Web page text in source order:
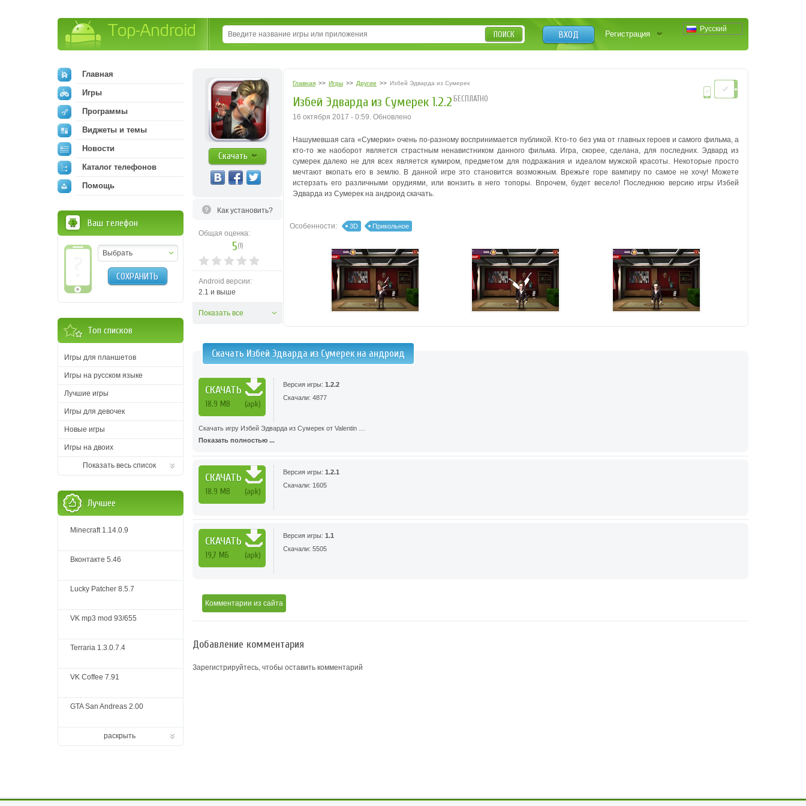
Русский
ВХОД Регистрация
ПОИСК
Скачать
Как установить?
Общая оценка:
5(1)
Android версии:
2.1 и выше
Показать все
Главная >> Игры >> Другие >> Избей Эдварда из Сумерек
Избей Эдварда из Сумерек 1.2.2 БЕСПЛАТНО
16 октября 2017 - 0:59. Обновлено
Нашумевшая сага «Сумерки» очень по-разному воспринимается публикой. Кто-то без ума от главных героев и самого фильма, а
кто-то же наоборот является страстным ненавистником данного фильма. Игра, скорее, сделана, для последних. Эдвард из
сумерек далеко не для всех является кумиром, предметом для подражания и идеалом мужской красоты. Некоторые просто
мечтают вкопать его в землю. В данной игре это становится возможным. Врежьте горе вампиру по самое не хочу! Можете
истерзать его различными орудиями, или вонзить в него топоры. Впрочем, будет весело! Последнюю версию игры Избей
Эдварда из Сумерек на андроид скачать.
Особенности: 3D Прикольное
Скачать Избей Эдварда из Сумерек на андроид
СКАЧАТЬ
18.9 MB (apk)
Версия игры: 1.2.2
Скачали: 4877
Скачать игру Избей Эдварда из Сумерек от Valentin …
Показать полностью ...
СКАЧАТЬ
18.9 MB (apk)
Версия игры: 1.2.1
Скачали: 1605
СКАЧАТЬ
19,7 MБ (apk)
Версия игры: 1.1
Скачали: 5505
Комментарии из сайта
Добавление комментария
Зарегистрируйтесь, чтобы оставить комментарий
Главная
Игры
Программы
Виджеты и темы
Новости
Каталог телефонов
Помощь
Ваш телефон
Выбрать
СОХРАНИТЬ
Топ списков
Игры для планшетов
Игры на русском языке
Лучшие игры
Игры для девочек
Новые игры
Игры на двоих
Показать весь список
Лучшее
Minecraft 1.14.0.9
Вконтакте 5.46
Lucky Patcher 8.5.7
VK mp3 mod 93/655
Terraria 1.3.0.7.4
VK Coffee 7.91
GTA San Andreas 2.00
раскрыть